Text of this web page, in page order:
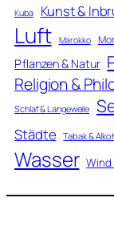
Kuba Kunst &
Luft Marokko
Pflanzen & Natur
Religion &
Schlaf & Langeweile
Städte Tabak &
Wasser